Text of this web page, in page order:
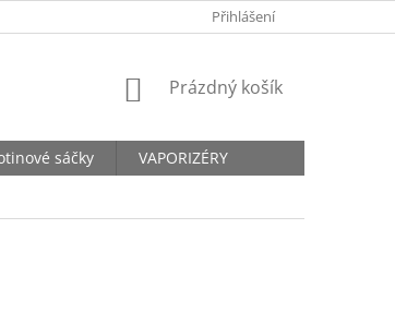
Přihlášení
NÁKUPNÍ
Prázdný košík
sáčky
VAPORIZÉRY